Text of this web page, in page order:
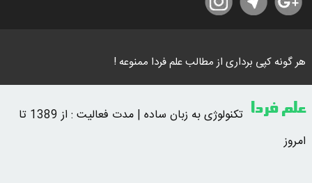
هر گونه کپی برداری از مطالب علم فردا ممنوعه !
علم فردا
تکنولوژی به زبان ساده | مدت فعالیت : از 1389 تا
امروز